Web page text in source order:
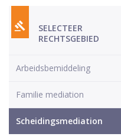
SELECTEER
RECHTSGEBIED
Arbeidsbemiddeling
Familie mediation
Scheidingsmediation